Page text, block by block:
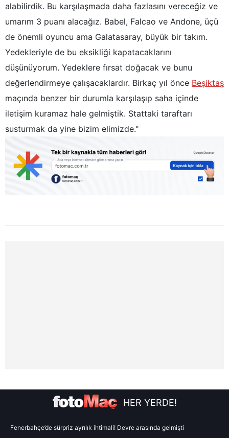
ilgili mevzuata uygun olarak kullanılan çerezlerle ilgili bilgi
almak için lütfentıklayınız .
alabilirdik. Bu karşılaşmada daha fazlasını vereceğiz ve
umarım 3 puanı alacağız. Babel, Falcao ve Andone, üçü
de önemli oyuncu ama Galatasaray, büyük bir takım.
Yedekleriyle de bu eksikliği kapatacaklarını
düşünüyorum. Yedeklere fırsat doğacak ve bunu
değerlendirmeye çalışacaklardır. Birkaç yıl önce Beşiktaş
maçında benzer bir durumla karşılaşıp saha içinde
iletişim kuramaz hale gelmiştik. Stattaki taraftarı
susturmak da yine bizim elimizde."
HER YERDE!
Fenerbahçe’de sürpriz ayrılık ihtimali! Devre arasında gelmişti